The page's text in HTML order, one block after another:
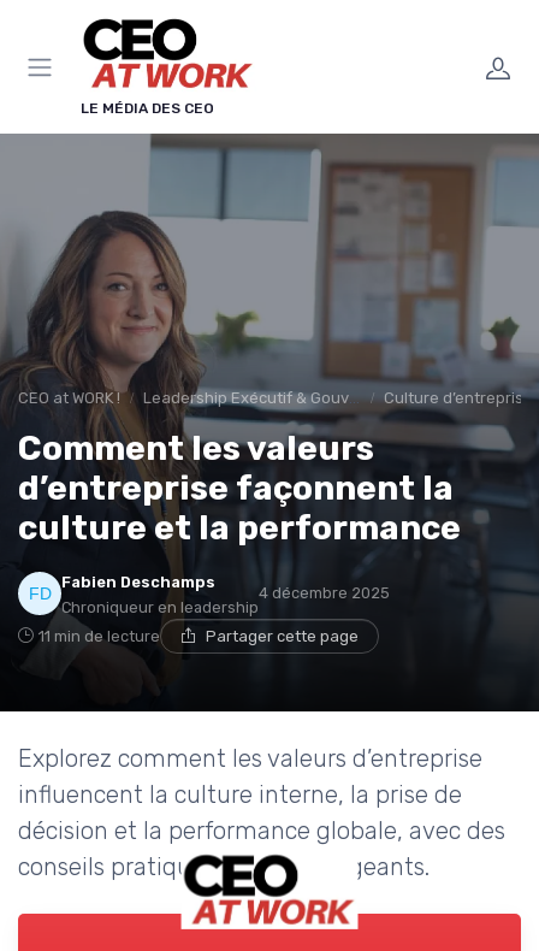
LE MÉDIA DES CEO
CEO at WORK ! Leadership Exécutif & Gouvernance Culture d’entreprise
Comment les valeurs
d’entreprise façonnent la
culture et la performance
Fabien Deschamps
Chroniqueur en leadership
4 décembre 2025
11 min de lecture Partager cette page
Explorez comment les valeurs d’entreprise
influencent la culture interne, la prise de
décision et la performance globale, avec des
conseils pratiques pour les dirigeants.
Panneau de gestion des cookies